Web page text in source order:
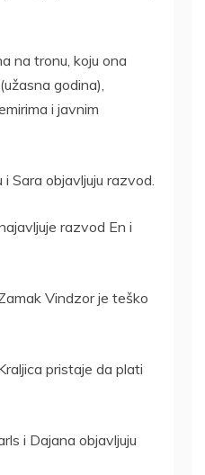
na tronu, koju ona
godina),
i javnim
Sara objavljuju razvod.
razvod En i
Vindzor je teško
pristaje da plati
i Dajana objavljuju